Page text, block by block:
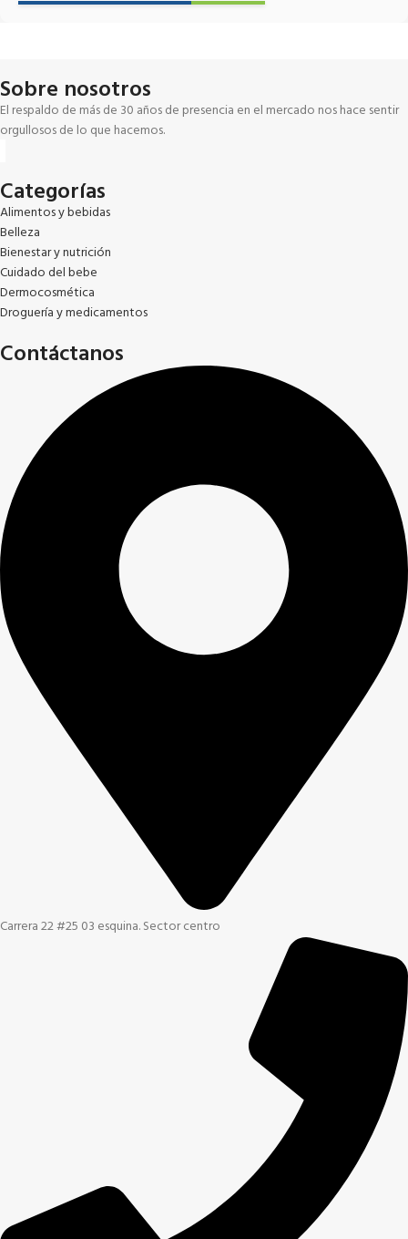
Sobre nosotros
El respaldo de más de 30 años de presencia en el mercado nos hace sentir
orgullosos de lo que hacemos.
Categorías
Alimentos y bebidas
Belleza
Bienestar y nutrición
Cuidado del bebe
Dermocosmética
Droguería y medicamentos
Contáctanos
Carrera 22 #25 03 esquina. Sector centro